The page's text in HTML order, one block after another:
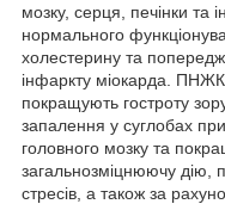
мозку, серця, печінки та
нормального
холестерину та
інфаркту міокарда. ПНЖК
покращують гостроту
запалення у суглобах
головного мозку та
загальнозміцнюючу дію,
стресів, а також за